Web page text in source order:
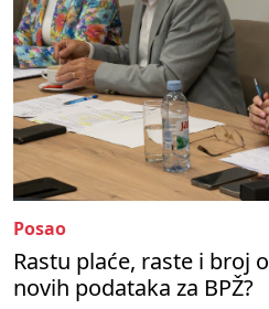
Posao
Rastu plaće, raste i broj
novih podataka za BPŽ?